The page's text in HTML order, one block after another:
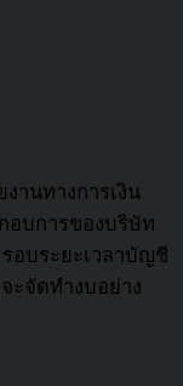
งานทางการเงิน
อบการของบริษัท
อบระยะเวลาบัญชี
ะจัดทำงบอย่าง